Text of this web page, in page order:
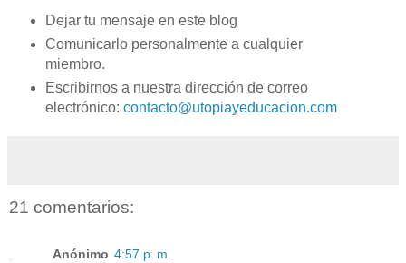
Dejar tu mensaje en este blog
Comunicarlo personalmente a cualquier
miembro.
Escribirnos a nuestra dirección de correo
electrónico: contacto@utopiayeducacion.com
21 comentarios:
Anónimo 4:57 p. m.